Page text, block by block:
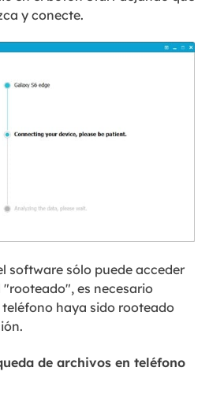
y conecte.
software sólo puede acceder
es necesario
haya sido rooteado
de archivos en teléfono